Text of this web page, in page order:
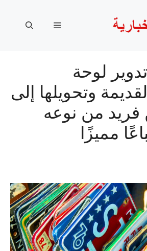
القائمة
لوحة
وتحويلها إلى
من نوعه
مميزًا